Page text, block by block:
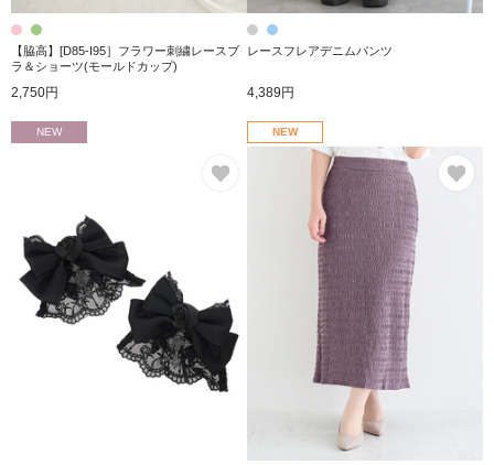
【脇高】[D85-I95］フラワー刺繍レースブ
ラ＆ショーツ(モールドカップ)
2,750円
レースフレアデニムパンツ
4,389円
NEW NEW